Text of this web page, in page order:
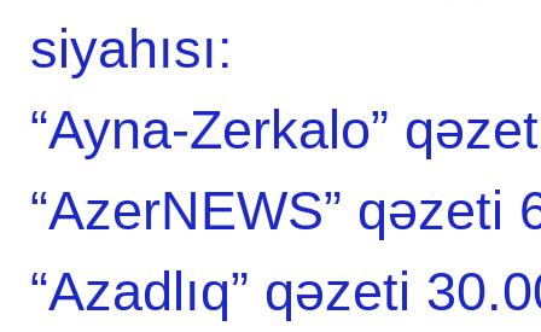
siyahısı:
“Ayna-Zerkalo”
“AzerNEWS” qəzeti
“Azadlıq” qəzeti